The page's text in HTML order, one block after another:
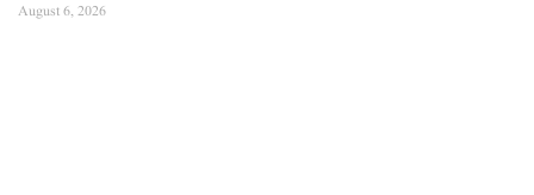
August 6, 2026